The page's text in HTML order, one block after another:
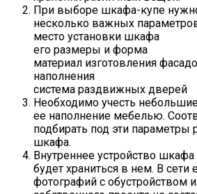
При выборе шкафа-купе
несколько важных
место установки шкафа
его размеры и форма
материал изготовления
наполнения
система раздвижных дверей
Необходимо учесть
ее наполнение мебелью.
подбирать под эти
шкафа.
Внутреннее устройство шкафа
будет храниться в нем. В сети
фотографий с обустройством